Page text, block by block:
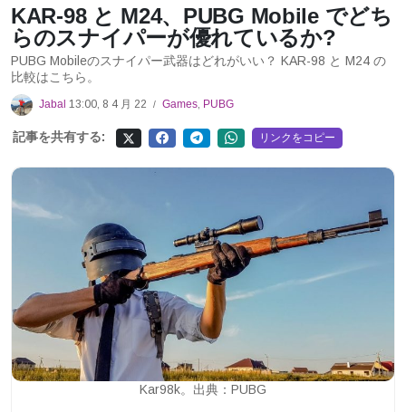
KAR-98 と M24、PUBG Mobile でどち
らのスナイパーが優れているか?
PUBG Mobileのスナイパー武器はどれがいい？ KAR-98 と M24 の
比較はこちら。
Jabal 13:00, 8 4 月 22 / Games, PUBG
記事を共有する: リンクをコピー
Kar98k。出典：PUBG